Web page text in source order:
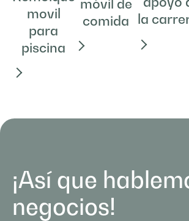
movil
para
piscina
móvil de
comida
la
¡Así que
negocios!